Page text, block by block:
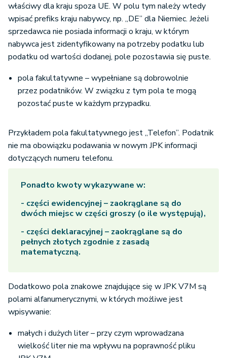
właściwy dla kraju spoza UE. W polu tym należy wtedy
wpisać prefiks kraju nabywcy, np. „DE” dla Niemiec. Jeżeli
sprzedawca nie posiada informacji o kraju, w którym
nabywca jest zidentyfikowany na potrzeby podatku lub
podatku od wartości dodanej, pole pozostawia się puste.
pola fakultatywne – wypełniane są dobrowolnie
przez podatników. W związku z tym pola te mogą
pozostać puste w każdym przypadku.
Przykładem pola fakultatywnego jest „Telefon”. Podatnik
nie ma obowiązku podawania w nowym JPK informacji
dotyczących numeru telefonu.
Ponadto kwoty wykazywane w:
- części ewidencyjnej – zaokrąglane są do
dwóch miejsc w części groszy (o ile występują),
- części deklaracyjnej – zaokrąglane są do
pełnych złotych zgodnie z zasadą
matematyczną.
Dodatkowo pola znakowe znajdujące się w JPK V7M są
polami alfanumerycznymi, w których możliwe jest
wpisywanie:
małych i dużych liter – przy czym wprowadzana
wielkość liter nie ma wpływu na poprawność pliku